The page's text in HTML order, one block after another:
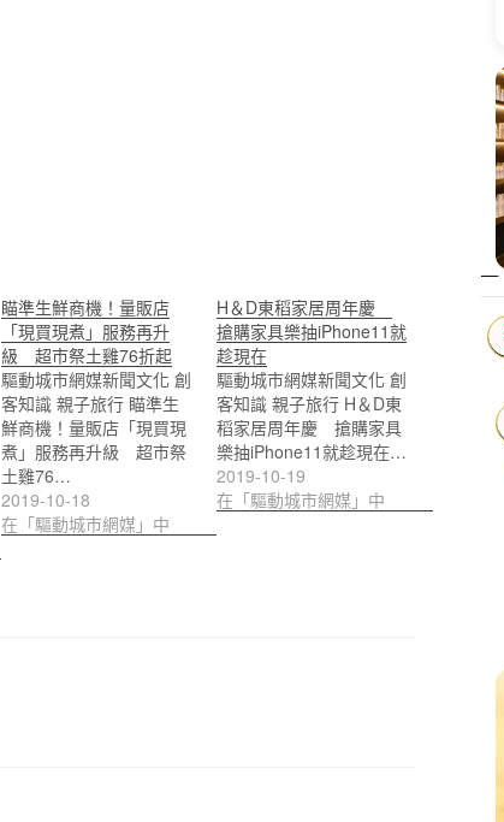
瞄準生鮮商機！量販店
「現買現煮」服務再升
級 超市祭土雞76折起
驅動城市網媒新聞文化 創
客知識 親子旅行 瞄準生
鮮商機！量販店「現買現
煮」服務再升級 超市祭
土雞76…
2019-10-18
在「驅動城市網媒」中
H＆D東稻家居周年慶
搶購家具樂抽iPhone11就
趁現在
驅動城市網媒新聞文化 創
客知識 親子旅行 H＆D東
稻家居周年慶 搶購家具
樂抽iPhone11就趁現在…
2019-10-19
在「驅動城市網媒」中